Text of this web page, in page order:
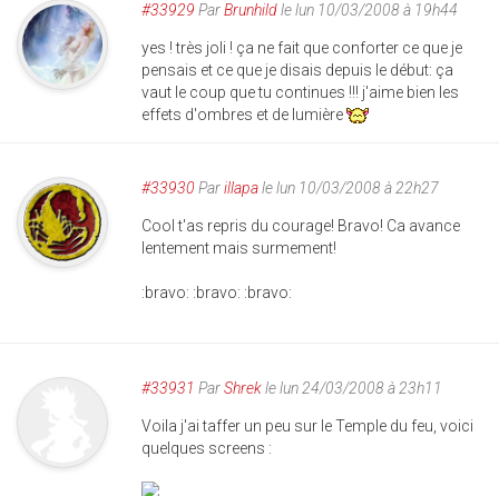
#33929 ParBrunhildle lun 10/03/2008 à 19h44
yes ! très joli ! ça ne fait que conforter ce que je
pensais et ce que je disais depuis le début: ça
vaut le coup que tu continues !!! j'aime bien les
effets d'ombres et de lumière
#33930 Parillapale lun 10/03/2008 à 22h27
Cool t'as repris du courage! Bravo! Ca avance
lentement mais surmement!
:bravo: :bravo: :bravo:
#33931 ParShrekle lun 24/03/2008 à 23h11
Voila j'ai taffer un peu sur le Temple du feu, voici
quelques screens :